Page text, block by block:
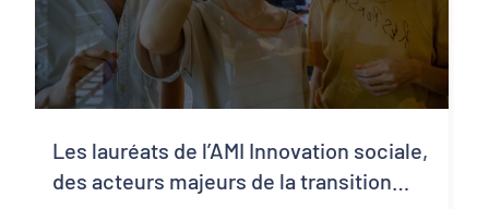
Les lauréats de l’AMI Innovation sociale,
des acteurs majeurs de la transition